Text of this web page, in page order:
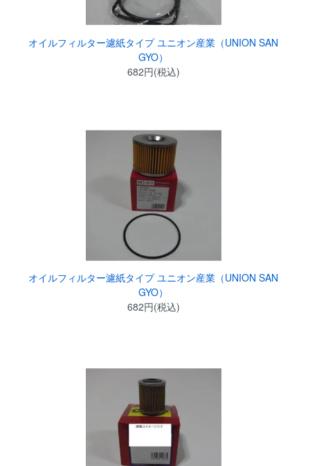
オイルフィルター濾紙タイプ ユニオン産業（UNION SAN
GYO）
682円(税込)
オイルフィルター濾紙タイプ ユニオン産業（UNION SAN
GYO）
682円(税込)